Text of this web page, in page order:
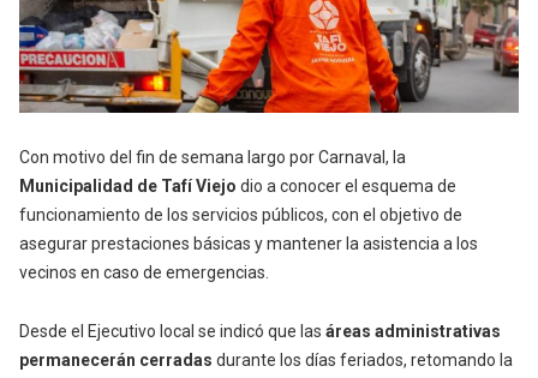
Con motivo del fin de semana largo por Carnaval, la
Municipalidad de Tafí Viejo dio a conocer el esquema de
funcionamiento de los servicios públicos, con el objetivo de
asegurar prestaciones básicas y mantener la asistencia a los
vecinos en caso de emergencias.
Desde el Ejecutivo local se indicó que las áreas administrativas
permanecerán cerradas durante los días feriados, retomando la